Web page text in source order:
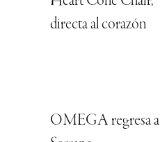
directa al corazón
OMEGA regresa a